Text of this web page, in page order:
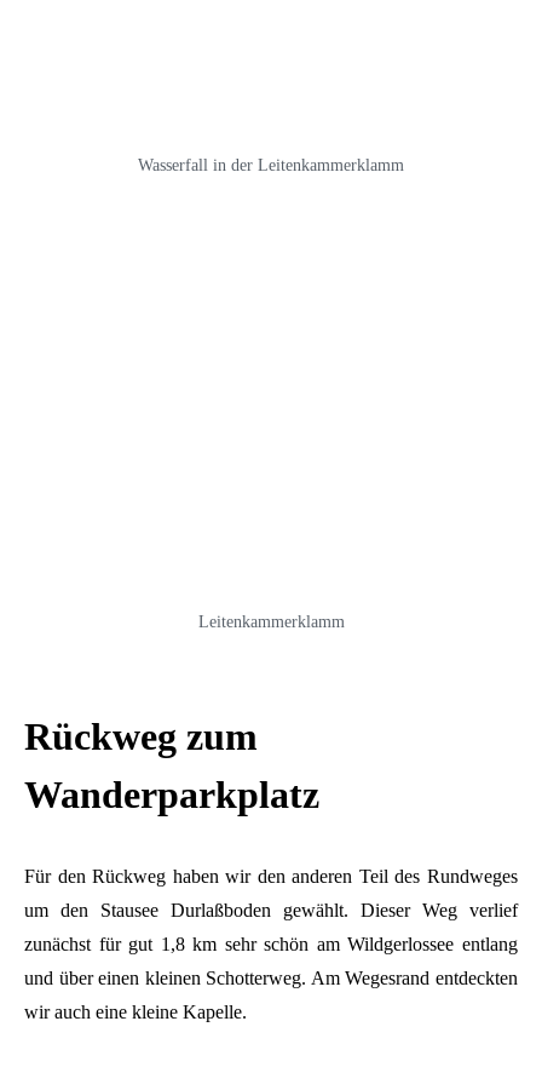
Wasserfall in der Leitenkammerklamm
Leitenkammerklamm
Rückweg zum
Wanderparkplatz
Für den Rückweg haben wir den anderen Teil des Rundweges
um den Stausee Durlaßboden gewählt. Dieser Weg verlief
zunächst für gut 1,8 km sehr schön am Wildgerlossee entlang
und über einen kleinen Schotterweg. Am Wegesrand entdeckten
wir auch eine kleine Kapelle.